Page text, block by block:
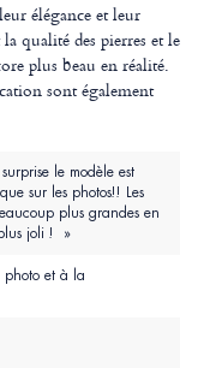
élégance et leur
qualité des pierres et le
plus beau en réalité.
sont également
le modèle est
sur les photos!! Les
plus grandes en
joli ! »
et à la